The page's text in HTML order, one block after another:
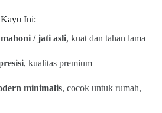
Ini:
/ jati asli, kuat dan tahan lama
, kualitas premium
minimalis, cocok untuk rumah,